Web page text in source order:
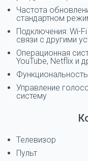
Частота
стандартном
Подключения: Wi-
связи с другими
Операционная
YouTube, Netflix и
Управление
систему
Телевизор
Пульт